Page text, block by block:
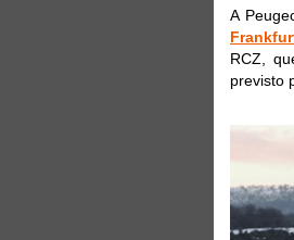
A
RCZ,
previsto